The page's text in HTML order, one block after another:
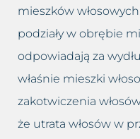
Łuszczyca
Grzybica
Atopowe
Wybielanie
Wypełnianie
Zamykanie
mieszków
podziały w obrębie
odpowiadają za
właśnie mieszki
zakotwiczenia
że utrata włosów w